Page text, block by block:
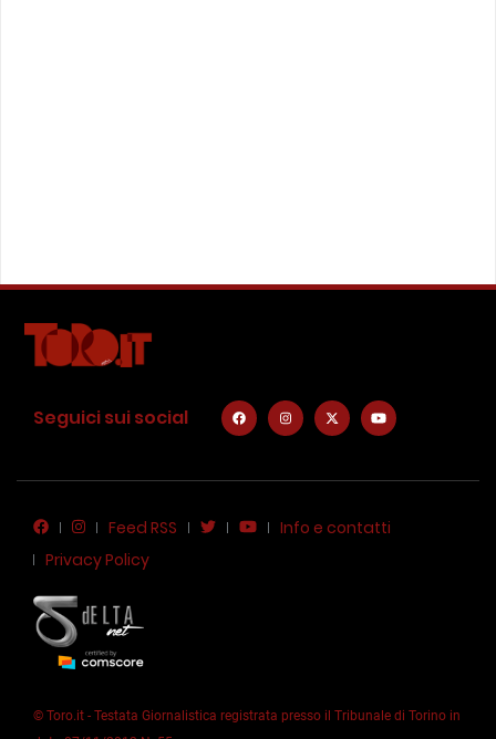
Seguici sui social
Feed RSS
Info e contatti
Privacy Policy
© Toro.it - Testata Giornalistica registrata presso il Tribunale di Torino in